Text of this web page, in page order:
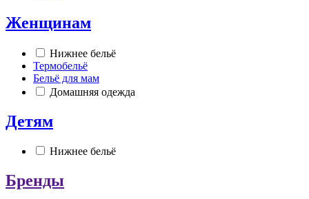
Женщинам
Нижнее бельё
Термобельё
Бельё для мам
Домашняя одежда
Детям
Нижнее бельё
Бренды